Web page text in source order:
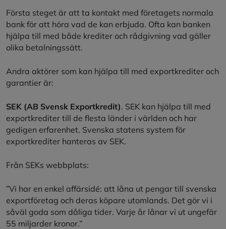
Första steget är att ta kontakt med företagets normala
bank för att höra vad de kan erbjuda. Ofta kan banken
hjälpa till med både krediter och rådgivning vad gäller
olika betalningssätt.
Andra aktörer som kan hjälpa till med exportkrediter och
garantier är:
SEK (AB Svensk Exportkredit). SEK kan hjälpa till med
exportkrediter till de flesta länder i världen och har
gedigen erfarenhet. Svenska statens system för
exportkrediter hanteras av SEK.
Från SEKs webbplats:
”Vi har en enkel affärsidé: att låna ut pengar till svenska
exportföretag och deras köpare utomlands. Det gör vi i
såväl goda som dåliga tider. Varje år lånar vi ut ungefär
55 miljarder kronor.”